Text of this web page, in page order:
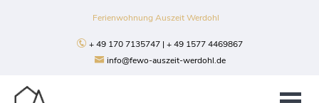
Ferienwohnung Auszeit Werdohl
+ 49 170 7135747 | + 49 1577 4469867
info@fewo-auszeit-werdohl.de